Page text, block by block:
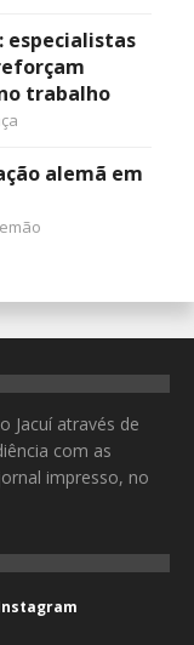
especialistas
trabalho
alemã em
Jacuí através de
com as
impresso, no